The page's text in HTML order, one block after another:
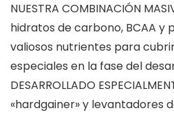
NUESTRA COMBINACIÓN
hidratos de carbono, BCAA
valiosos nutrientes para
especiales en la fase del
DESARROLLADO
«hardgainer» y levantadores